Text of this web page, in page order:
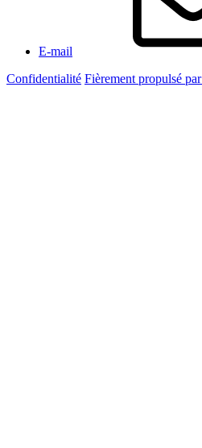
E-mail
Confidentialité Fièrement propulsé